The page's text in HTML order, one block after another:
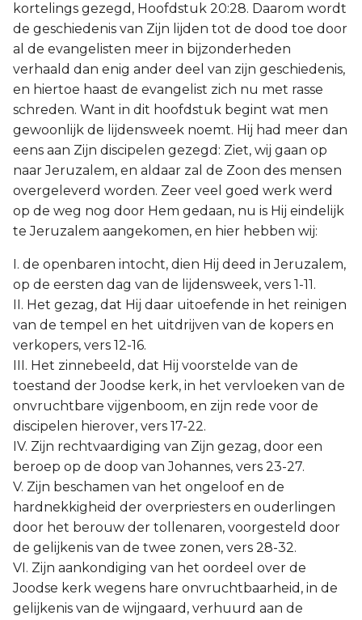
kortelings gezegd, Hoofdstuk 20:28. Daarom wordt
de geschiedenis van Zijn lijden tot de dood toe door
al de evangelisten meer in bijzonderheden
verhaald dan enig ander deel van zijn geschiedenis,
en hiertoe haast de evangelist zich nu met rasse
schreden. Want in dit hoofdstuk begint wat men
gewoonlijk de lijdensweek noemt. Hij had meer dan
eens aan Zijn discipelen gezegd: Ziet, wij gaan op
naar Jeruzalem, en aldaar zal de Zoon des mensen
overgeleverd worden. Zeer veel goed werk werd
op de weg nog door Hem gedaan, nu is Hij eindelijk
te Jeruzalem aangekomen, en hier hebben wij:
I. de openbaren intocht, dien Hij deed in Jeruzalem,
op de eersten dag van de lijdensweek, vers 1-11.
II. Het gezag, dat Hij daar uitoefende in het reinigen
van de tempel en het uitdrijven van de kopers en
verkopers, vers 12-16.
III. Het zinnebeeld, dat Hij voorstelde van de
toestand der Joodse kerk, in het vervloeken van de
onvruchtbare vijgenboom, en zijn rede voor de
discipelen hierover, vers 17-22.
IV. Zijn rechtvaardiging van Zijn gezag, door een
beroep op de doop van Johannes, vers 23-27.
V. Zijn beschamen van het ongeloof en de
hardnekkigheid der overpriesters en ouderlingen
door het berouw der tollenaren, voorgesteld door
de gelijkenis van de twee zonen, vers 28-32.
VI. Zijn aankondiging van het oordeel over de
Joodse kerk wegens hare onvruchtbaarheid, in de
gelijkenis van de wijngaard, verhuurd aan de